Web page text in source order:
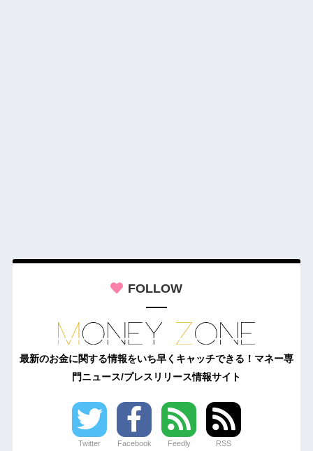
FOLLOW
最新のお金に関する情報をいち早くキャッチできる！マネー専
門ニュース/プレスリリース情報サイト
Twitter Facebook Feedly RSS